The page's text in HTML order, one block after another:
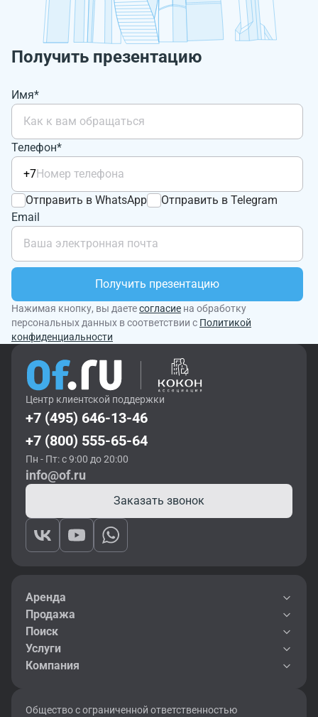
Получить презентацию
Имя*
Телефон*
+7
Отправить в WhatsApp
Отправить в Telegram
Email
Получить презентацию
Нажимая кнопку, вы даетесогласие на обработку
персональных данных в соответствии с Политикой
конфиденциальности
Центр клиентской поддержки
+7 (495) 646-13-46
+7 (800) 555-65-64
Пн - Пт: с 9:00 до 20:00
info@of.ru
Заказать звонок
Аренда
Продажа
Поиск
Услуги
Компания
Общество с ограниченной ответственностью